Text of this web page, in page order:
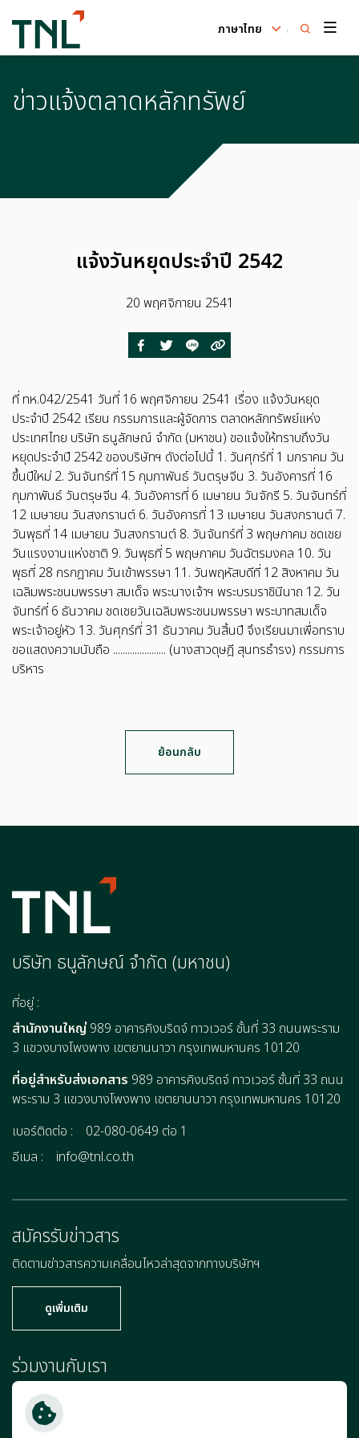
ภาษาไทย
ค้นหาในเว็บไซต์
ข่าวแจ้งตลาดหลักทรัพย์
แจ้งวันหยุดประจำปี 2542
20 พฤศจิกายน 2541
ที่ ทห.042/2541 วันที่ 16 พฤศจิกายน 2541 เรื่อง แจ้งวันหยุด
ประจำปี 2542 เรียน กรรมการและผู้จัดการ ตลาดหลักทรัพย์แห่ง
ประเทศไทย บริษัท ธนูลักษณ์ จำกัด (มหาชน) ขอแจ้งให้ทราบถึงวัน
หยุดประจำปี 2542 ของบริษัทฯ ดังต่อไปนี้ 1. วันศุกร์ที่ 1 มกราคม วัน
ขึ้นปีใหม่ 2. วันจันทร์ที่ 15 กุมภาพันธ์ วันตรุษจีน 3. วันอังคารที่ 16
กุมภาพันธ์ วันตรุษจีน 4. วันอังคารที่ 6 เมษายน วันจักรี 5. วันจันทร์ที่
12 เมษายน วันสงกรานต์ 6. วันอังคารที่ 13 เมษายน วันสงกรานต์ 7.
วันพุธที่ 14 เมษายน วันสงกรานต์ 8. วันจันทร์ที่ 3 พฤษภาคม ชดเชย
วันแรงงานแห่งชาติ 9. วันพุธที่ 5 พฤษภาคม วันฉัตรมงคล 10. วัน
พุธที่ 28 กรกฎาคม วันเข้าพรรษา 11. วันพฤหัสบดีที่ 12 สิงหาคม วัน
เฉลิมพระชนมพรรษา สมเด็จ พระนางเจ้าฯ พระบรมราชินีนาถ 12. วัน
จันทร์ที่ 6 ธันวาคม ชดเชยวันเฉลิมพระชนมพรรษา พระบาทสมเด็จ
พระเจ้าอยู่หัว 13. วันศุกร์ที่ 31 ธันวาคม วันสิ้นปี จึงเรียนมาเพื่อทราบ
ขอแสดงความนับถือ ...................... (นางสาวดุษฎี สุนทรธำรง) กรรมการ
บริหาร
ย้อนกลับ
บริษัท ธนูลักษณ์ จำกัด (มหาชน)
ที่อยู่ :
สำนักงานใหญ่ 989 อาคารคิงบริดจ์ ทาวเวอร์ ชั้นที่ 33 ถนนพระราม
3 แขวงบางโพงพาง เขตยานนาวา กรุงเทพมหานคร 10120
ที่อยู่สำหรับส่งเอกสาร 989 อาคารคิงบริดจ์ ทาวเวอร์ ชั้นที่ 33 ถนน
พระราม 3 แขวงบางโพงพาง เขตยานนาวา กรุงเทพมหานคร 10120
เบอร์ติดต่อ :
02-080-0649 ต่อ 1
อีเมล :
info@tnl.co.th
สมัครรับข่าวสาร
ติดตามข่าวสารความเคลื่อนไหวล่าสุดจากทางบริษัทฯ
ดูเพิ่มเติม
ร่วมงานกับเรา
เพราะคุณคือแรงผลักดันสำคัญที่จะก้าวไปข้างหน้าพร้อมกับเรา